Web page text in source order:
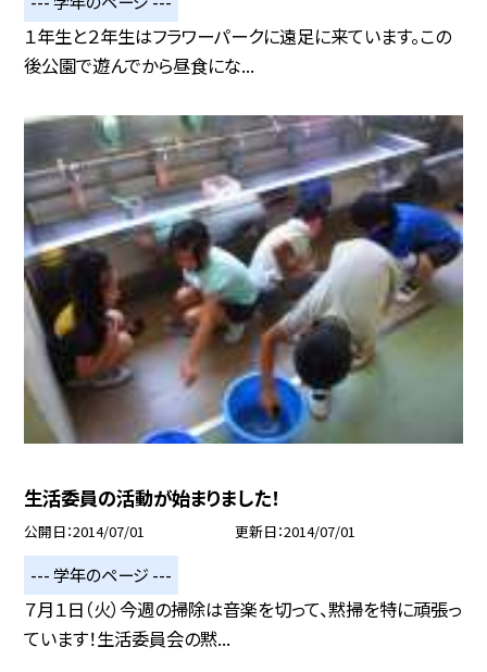
１年生と２年生はフラワーパークに遠足に来ています。この
後公園で遊んでから昼食にな...
生活委員の活動が始まりました！
公開日 2014/07/01 更新日 2014/07/01
--- 学年のページ ---
７月１日（火）今週の掃除は音楽を切って、黙掃を特に頑張っ
ています！生活委員会の黙...